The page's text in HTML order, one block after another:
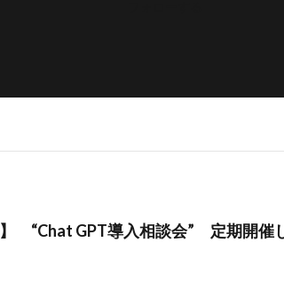
】 “Chat GPT導入相談会” 定期開催